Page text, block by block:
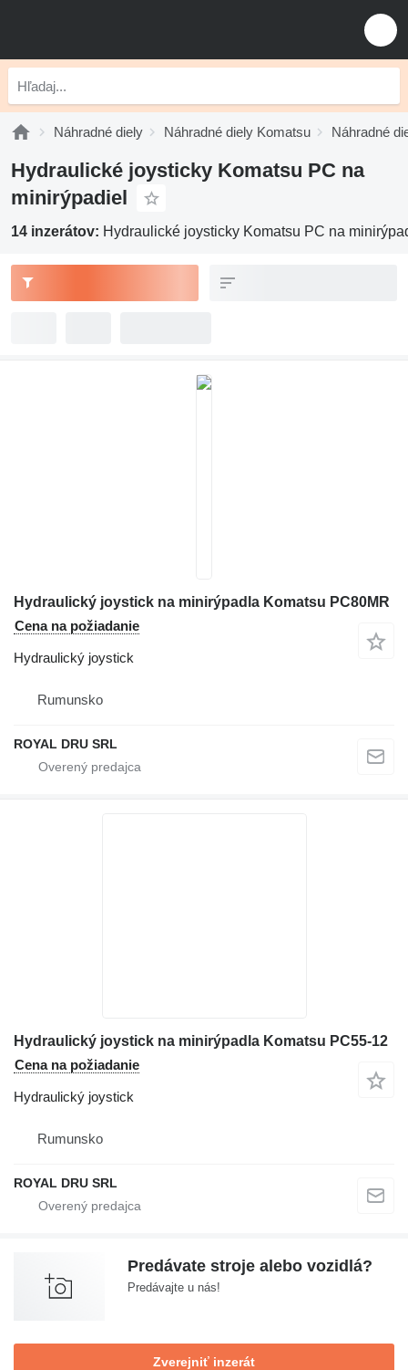
Náhradné diely Náhradné diely Komatsu Náhradné
Hydraulické joysticky Komatsu PC na
minirýpadiel
14 inzerátov: Hydraulické joysticky Komatsu PC na
Hydraulický joystick na minirýpadla Komatsu PC80MR
Cena na požiadanie
Hydraulický joystick
Rumunsko
ROYAL DRU SRL
Hydraulický joystick na minirýpadla Komatsu PC55-12
Cena na požiadanie
Hydraulický joystick
Rumunsko
ROYAL DRU SRL
Predávate stroje alebo vozidlá?
Predávajte u nás!
Zverejniť inzerát